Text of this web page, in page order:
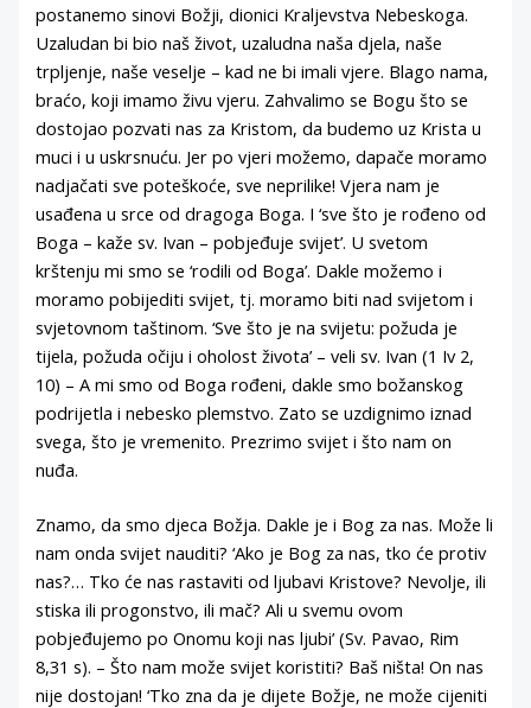
postanemo sinovi Božji, dionici Kraljevstva Nebeskoga.
Uzaludan bi bio naš život, uzaludna naša djela, naše
trpljenje, naše veselje – kad ne bi imali vjere. Blago nama,
braćo, koji imamo živu vjeru. Zahvalimo se Bogu što se
dostojao pozvati nas za Kristom, da budemo uz Krista u
muci i u uskrsnuću. Jer po vjeri možemo, dapače moramo
nadjačati sve poteškoće, sve neprilike! Vjera nam je
usađena u srce od dragoga Boga. I ‘sve što je rođeno od
Boga – kaže sv. Ivan – pobjeđuje svijet’. U svetom
krštenju mi smo se ‘rodili od Boga’. Dakle možemo i
moramo pobijediti svijet, tj. moramo biti nad svijetom i
svjetovnom taštinom. ‘Sve što je na svijetu: požuda je
tijela, požuda očiju i oholost života’ – veli sv. Ivan (1 Iv 2,
10) – A mi smo od Boga rođeni, dakle smo božanskog
podrijetla i nebesko plemstvo. Zato se uzdignimo iznad
svega, što je vremenito. Prezrimo svijet i što nam on
nuđa.
Znamo, da smo djeca Božja. Dakle je i Bog za nas. Može li
nam onda svijet nauditi? ‘Ako je Bog za nas, tko će protiv
nas?… Tko će nas rastaviti od ljubavi Kristove? Nevolje, ili
stiska ili progonstvo, ili mač? Ali u svemu ovom
pobjeđujemo po Onomu koji nas ljubi’ (Sv. Pavao, Rim
8,31 s). – Što nam može svijet koristiti? Baš ništa! On nas
nije dostojan! ‘Tko zna da je dijete Božje, ne može cijeniti